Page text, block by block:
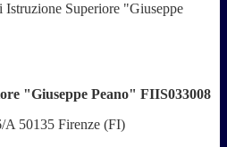
Istruzione Superiore "Giuseppe
"Giuseppe Peano" FIIS033008
A 50135 Firenze (FI)